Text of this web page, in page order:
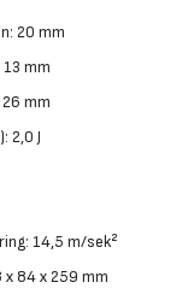
20 mm
mm
mm
2,0 J
14,5 m/sek²
x 84 x 259 mm